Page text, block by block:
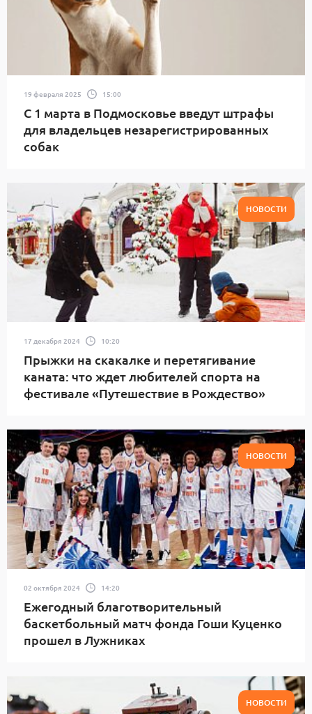
19 февраля 2025 15:00
С 1 марта в Подмосковье введут штрафы
для владельцев незарегистрированных
собак
НОВОСТИ
17 декабря 2024 10:20
Прыжки на скакалке и перетягивание
каната: что ждет любителей спорта на
фестивале «Путешествие в Рождество»
НОВОСТИ
02 октября 2024 14:20
Ежегодный благотворительный
баскетбольный матч фонда Гоши Куценко
прошел в Лужниках
НОВОСТИ